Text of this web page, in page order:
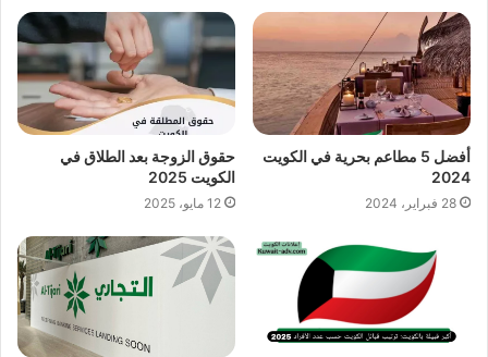
أفضل 5 مطاعم بحرية في الكويت
2024
28 فبراير، 2024
حقوق الزوجة بعد الطلاق في
الكويت 2025
12 مايو، 2025